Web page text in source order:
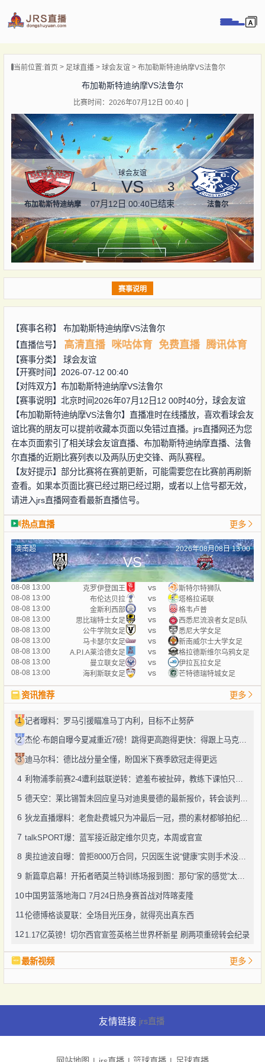
播
闻
当前位置:首页 足球直播 球会友谊 布加勒斯特迪纳摩VS法鲁尔
布加勒斯特迪纳摩VS法鲁尔
比赛时间：2026年07月12日 00:40
布加勒斯特迪纳摩
球会友谊
1 VS 3
07月12日 00:40已结束 法鲁尔
赛事说明
【赛事名称】 布加勒斯特迪纳摩VS法鲁尔
【直播信号】
高清直播 咪咕体育 免费直播 腾讯体育
【赛事分类】 球会友谊
【开赛时间】2026-07-12 00:40
【对阵双方】 布加勒斯特迪纳摩VS法鲁尔
【赛事说明】北京时间2026年07月12日12 00时40分，球会友谊
【布加勒斯特迪纳摩VS法鲁尔】直播准时在线播放，喜欢看球会友
谊比赛的朋友可以提前收藏本页面以免错过直播。jrs直播网还为您
在本页面索引了相关球会友谊直播、布加勒斯特迪纳摩直播、法鲁
尔直播的近期比赛列表以及两队历史交锋、两队赛程。
【友好提示】部分比赛将在赛前更新，可能需要您在比赛前再刷新
查看。如果本页面比赛已经过期已经过期，或者以上信号都无效，
请进入jrs直播网查看最新直播信号。
热点直播 更多
澳南超 2026年08月08日 13:00
VS
08-08 13:00 克罗伊登国王 vs
斯特尔特狮队
08-08 13:00
布伦达贝拉 vs
塔格拉诺联
08-08 13:00
金斯利西部 vs
格韦卢普
08-08 13:00
思比瑞特士女足 vs
西悉尼流浪者女足B队
08-08 13:00
公牛学院女足 vs
悉尼大学女足
08-08 13:00
马卡瑟尔女足 vs
新南威尔士大学女足
08-08 13:00
A.P.I.A莱洽德女足 vs
格拉德斯维尔乌鸦女足
08-08 13:00
曼立联女足 vs
伊拉瓦拉女足
08-08 13:00
海利斯联女足 vs 芒特德瑞特城女足
资讯推荐 更多
1 记者曝料：罗马引援瞄准马丁内利，目标不止努萨
2 杰伦·布朗自曝今夏减重近7磅！跳得更高跑得更快：得跟上马克西、勒布朗的节奏
3 迪马尔科：德比战分量全懂，盼国米下赛季欧冠走得更远
4 利物浦季前赛2-4遭利兹联逆转：遮羞布被扯碎，教练下课怕只是开始
5
6 狄龙直播爆料：老詹赴费城只为冲最后一冠，攒的素材都够拍纪录片了
7 talkSPORT爆：蓝军接近敲定维尔贝克，本周或官宣
8 奥拉迪波自曝：曾拒8000万合同，只因医生说“健康”实则手术没做好
9 新篇章启幕！开拓者晒莫兰特训练场报到图：那句“家的感觉”太戳人
10中国男篮落地海口 7月24日热身赛首战对阵喀麦隆
11伦德博格谈夏联：全场目光压身，就得亮出真东西
12 1.17亿英镑！切尔西官宣签英格兰世界杯新星 刷两项重磅转会纪录
最新视频 更多
友情链接 jrs直播